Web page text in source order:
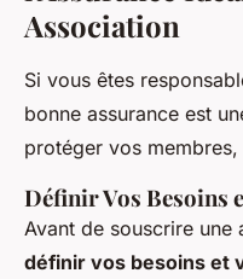
Association
Si vous êtes
bonne assurance est
protéger vos
Définir Vos Besoins
Avant de souscrire une
définir vos besoins et